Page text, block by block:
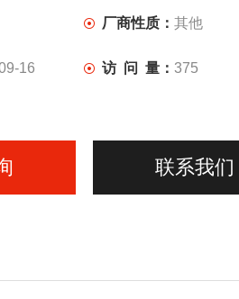
厂商性质：其他
16 访 问 量：375
联系我们